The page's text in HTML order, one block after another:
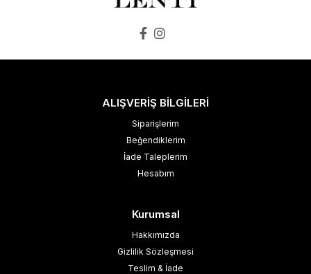
ALIŞVERİŞ BİLGİLERİ
Siparişlerim
Beğendiklerim
İade Taleplerim
Hesabım
Kurumsal
Hakkımızda
Gizlilik Sözleşmesi
Teslim & İade